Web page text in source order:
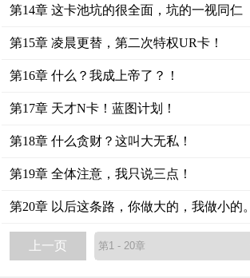
第14章 这卡池坑的很全面，坑的一视同仁
第15章 凌晨更替，第二次特权UR卡！
第16章 什么？我成上帝了？！
第17章 天才N卡！蓝图计划！
第18章 什么贪财？这叫大无私！
第19章 全体注意，我只说三点！
第20章 以后这条路，你做大的，我做小的。
上一页